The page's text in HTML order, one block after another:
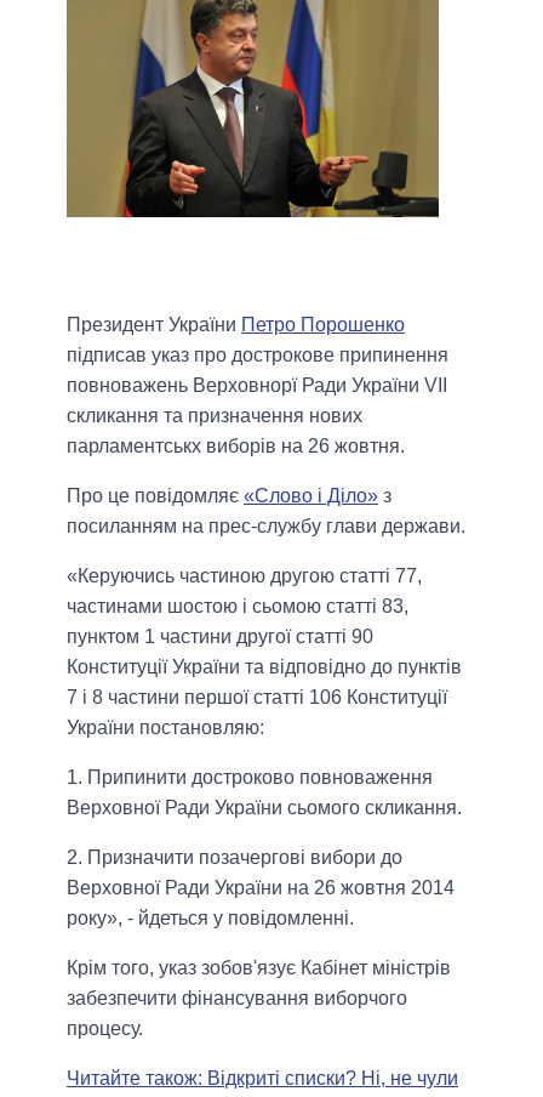
Президент України Петро Порошенко
підписав указ про дострокове припинення
повноважень Верховнорї Ради України VII
скликання та призначення нових
парламентськх виборів на 26 жовтня.
Про це повідомляє «Слово і Діло» з
посиланням на прес-службу глави держави.
«Керуючись частиною другою статті 77,
частинами шостою і сьомою статті 83,
пунктом 1 частини другої статті 90
Конституції України та відповідно до пунктів
7 і 8 частини першої статті 106 Конституції
України постановляю:
1. Припинити достроково повноваження
Верховної Ради України сьомого скликання.
2. Призначити позачергові вибори до
Верховної Ради України на 26 жовтня 2014
року», - йдеться у повідомленні.
Крім того, указ зобов'язує Кабінет міністрів
забезпечити фінансування виборчого
процесу.
Читайте також: Відкриті списки? Ні, не чули